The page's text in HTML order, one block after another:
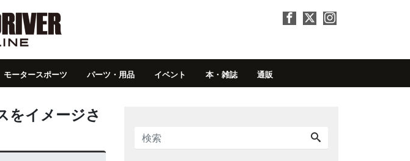
モータースポーツ パーツ・用品 イベント 本・雑誌 通販
をイメージさ